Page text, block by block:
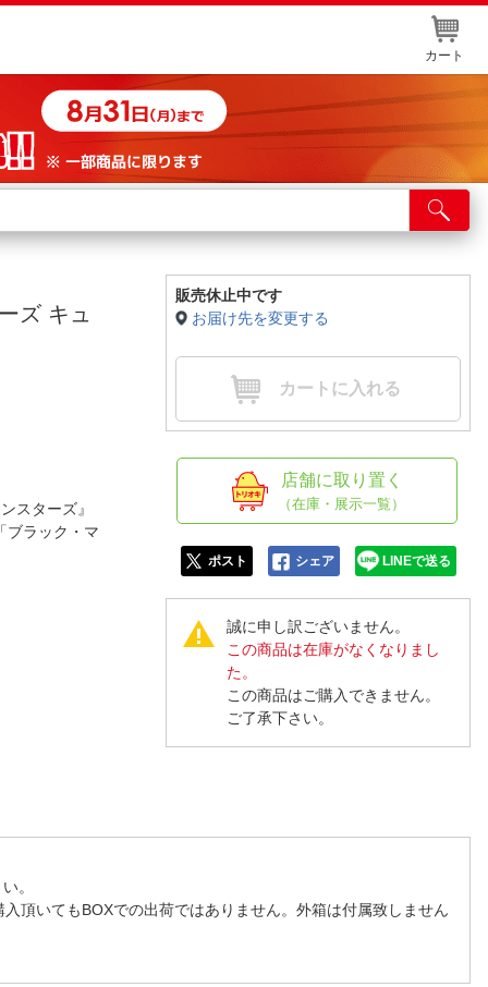
カート
舗サービス
ト取り置き
情報・店舗一覧
報
ズ キュ
スターズ』
ブラック・マ
販売休止中です
お届け先を変更する
カートに入れる
店舗に取り置く
（在庫・展示一覧）
ポスト シェア LINEで送る
誠に申し訳ございません。
この商品は在庫がなくなりまし
た。
この商品はご購入できません。
ご了承下さい。
。
頂いてもBOXでの出荷ではありません。外箱は付属致しません